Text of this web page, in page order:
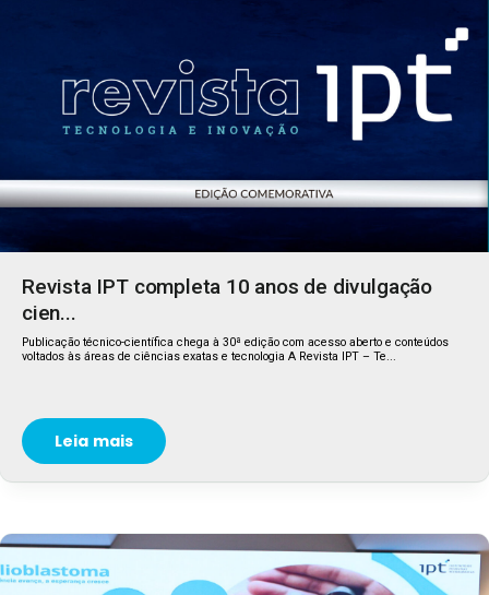
Revista IPT completa 10 anos de divulgação
cien...
Publicação técnico-científica chega à 30ª edição com acesso aberto e conteúdos
voltados às áreas de ciências exatas e tecnologia A Revista IPT – Te...
Leia mais